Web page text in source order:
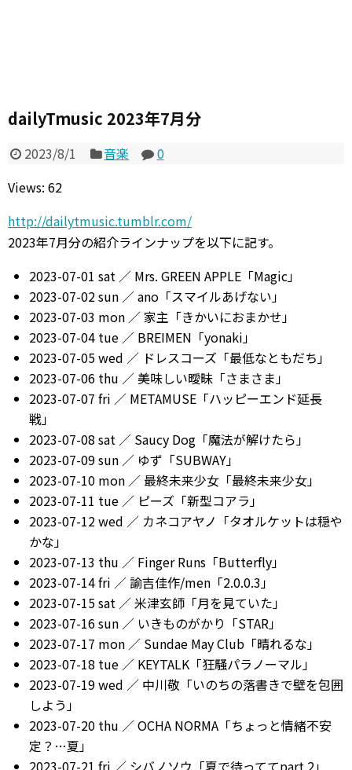
dailyTmusic 2023年7月分
2023/8/1 音楽
0
Views: 62
http://dailytmusic.tumblr.com/
2023年7月分の紹介ラインナップを以下に記す。
2023-07-01 sat ／ Mrs. GREEN APPLE「Magic」
2023-07-02 sun ／ ano「スマイルあげない」
2023-07-03 mon ／ 家主「きかいにおまかせ」
2023-07-04 tue ／ BREIMEN「yonaki」
2023-07-05 wed ／ ドレスコーズ「最低なともだち」
2023-07-06 thu ／ 美味しい曖昧「さまさま」
2023-07-07 fri ／ METAMUSE「ハッピーエンド延長
戦」
2023-07-08 sat ／ Saucy Dog「魔法が解けたら」
2023-07-09 sun ／ ゆず「SUBWAY」
2023-07-10 mon ／ 最終未来少女「最終未来少女」
2023-07-11 tue ／ ピーズ「新型コアラ」
2023-07-12 wed ／ カネコアヤノ「タオルケットは穏や
かな」
2023-07-13 thu ／ Finger Runs「Butterfly」
2023-07-14 fri ／ 諭吉佳作/men「2.0.0.3」
2023-07-15 sat ／ 米津玄師「月を見ていた」
2023-07-16 sun ／ いきものがかり「STAR」
2023-07-17 mon ／ Sundae May Club「晴れるな」
2023-07-18 tue ／ KEYTALK「狂騒パラノーマル」
2023-07-19 wed ／ 中川敬「いのちの落書きで壁を包囲
しよう」
2023-07-20 thu ／ OCHA NORMA「ちょっと情緒不安
定？…夏」